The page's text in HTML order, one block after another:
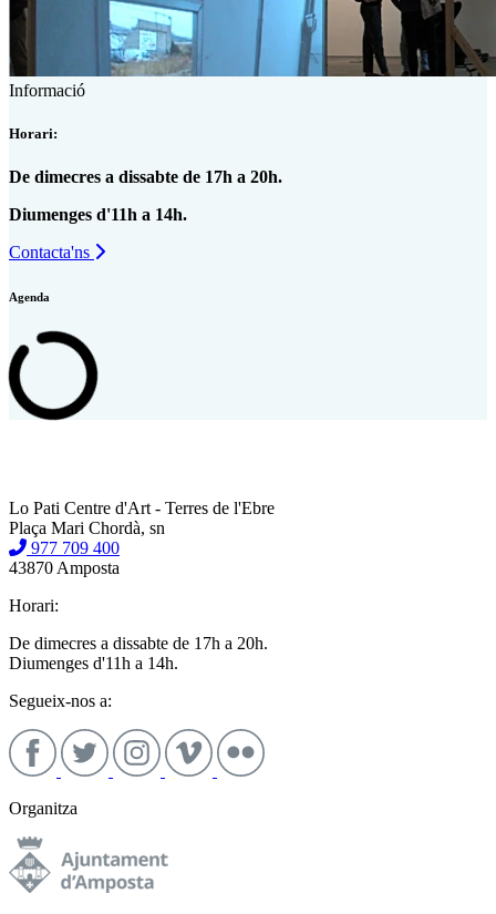
Informació
Horari:
De dimecres a dissabte de 17h a 20h.
Diumenges d'11h a 14h.
Contacta'ns
Agenda
Lo Pati Centre d'Art - Terres de l'Ebre
Plaça Mari Chordà, sn
977 709 400
43870 Amposta
Horari:
De dimecres a dissabte de 17h a 20h.
Diumenges d'11h a 14h.
Segueix-nos a:
Organitza